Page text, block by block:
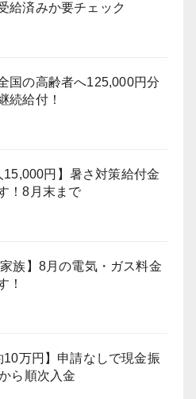
給済みか要チェック
国の高齢者へ125,000円分
続給付！
15,000円】暑さ対策給付金
！8月末まで
家族】8月の電気・ガス料金
！
10万円】申請なしで現金振
ら順次入金